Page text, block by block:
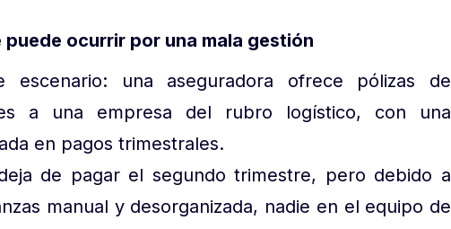
puede ocurrir por una mala gestión
escenario: una aseguradora ofrece pólizas de
a una empresa del rubro logístico, con una
en pagos trimestrales.
de pagar el segundo trimestre, pero debido a
manual y desorganizada, nadie en el equipo de